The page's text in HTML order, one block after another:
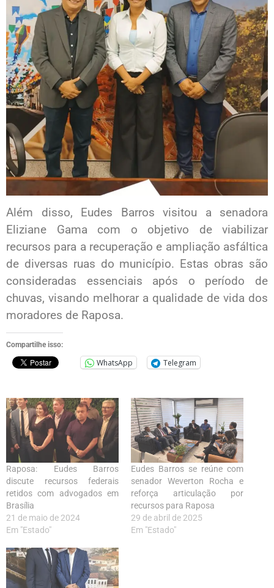
Além disso, Eudes Barros visitou a senadora
Eliziane Gama com o objetivo de viabilizar
recursos para a recuperação e ampliação asfáltica
de diversas ruas do município. Estas obras são
consideradas essenciais após o período de
chuvas, visando melhorar a qualidade de vida dos
moradores de Raposa.
Compartilhe isso:
WhatsApp Telegram
Raposa: Eudes Barros
discute recursos federais
retidos com advogados em
Brasília
21 de maio de 2024
Em "Estado"
Eudes Barros se reúne com
senador Weverton Rocha e
reforça articulação por
recursos para Raposa
29 de abril de 2025
Em "Estado"